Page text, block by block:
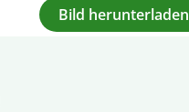
Bild herunterladen